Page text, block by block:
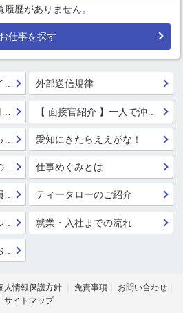
履歴がありません。
お仕事を探す
個人情報保護方針（プライバシーポリシー） 外部送信規律
愛知にきたらええがな！
仕事めぐみとは
バルセロナの寮と派遣社員の寮 ティータローのご紹介
就業・入社までの流れ
人情報保護方針 免責事項
お問い合わせ
サイトマップ